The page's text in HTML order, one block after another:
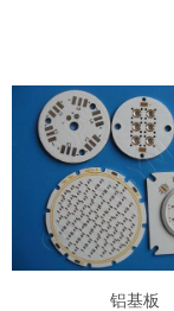
铝基板